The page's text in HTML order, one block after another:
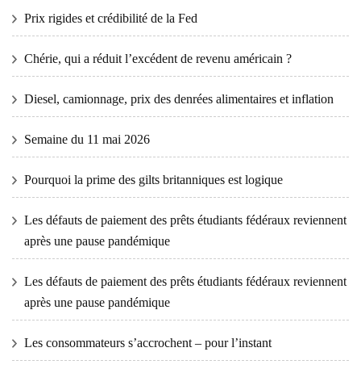
Prix ​​​​rigides et crédibilité de la Fed
Chérie, qui a réduit l’excédent de revenu américain ?
Diesel, camionnage, prix des denrées alimentaires et inflation
Semaine du 11 mai 2026
Pourquoi la prime des gilts britanniques est logique
Les défauts de paiement des prêts étudiants fédéraux reviennent
après une pause pandémique
Les défauts de paiement des prêts étudiants fédéraux reviennent
après une pause pandémique
Les consommateurs s’accrochent – ​​pour l’instant